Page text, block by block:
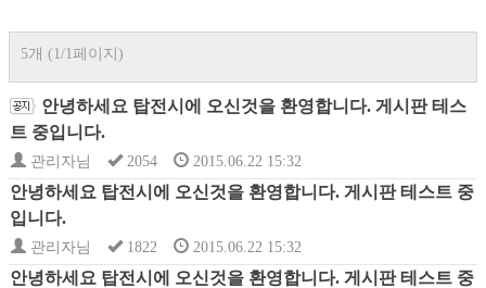
5개 (1/1페이지)
안녕하세요 탑전시에 오신것을 환영합니다. 게시판 테스
트 중입니다.
관리자님 2054 2015.06.22 15:32
안녕하세요 탑전시에 오신것을 환영합니다. 게시판 테스트 중
입니다.
관리자님 1822 2015.06.22 15:32
안녕하세요 탑전시에 오신것을 환영합니다. 게시판 테스트 중